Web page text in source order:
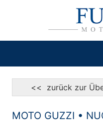
<< zurück zur
MOTO GUZZI •